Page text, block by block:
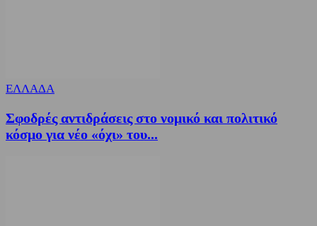
ΕΛΛΑΔΑ
Σφοδρές αντιδράσεις στο νομικό και πολιτικό
κόσμο για νέο «όχι» του...